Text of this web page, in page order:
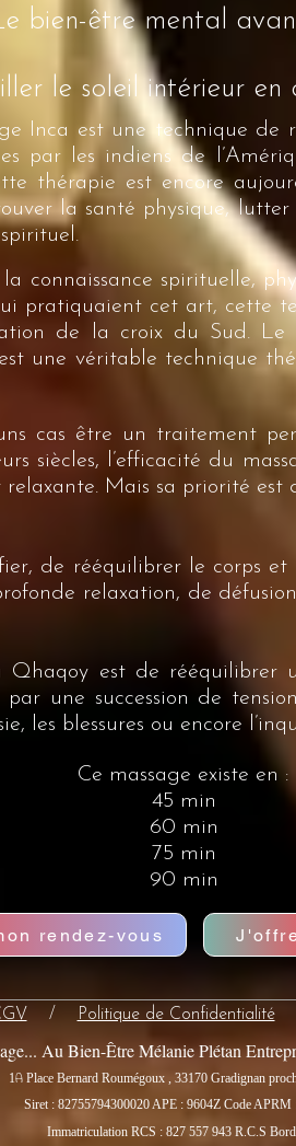
bien-être mental
le soleil intérieur en
Inca est une technique de
par les indiens de
thérapie est encore
la santé physique, lutter
connaissance spirituelle,
pratiquaient cet art, cette
de la croix du Sud. Le
une véritable technique
cas être un traitement
siècles, l’efficacité du
Mais sa priorité
de rééquilibrer le corps et
relaxation, de
est de rééquilibrer
une succession de
les blessures ou encore
Ce massage existe en :
45 min
60 min
75 min
90 min
rendez-vous
Au Bien-Être Mélanie Plétan
1A Place Bernard Roumégoux , 33170 Gradignan
Siret : 82755794300020APE : 9604Z Code APRM
Immatriculation RCS : 827 557 943 R.C.S
/ Politique de Confidentialité